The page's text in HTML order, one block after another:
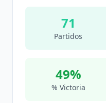
71
Partidos
49%
% Victoria